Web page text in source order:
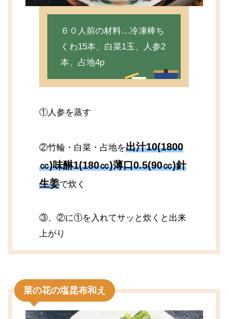
６０人前の材料…冷凍棒ち
くわ15本、白菜1玉、人参2
本、占地4p
①人参を蒸す
②竹輪・白菜・占地を出汁10(1800
㏄)味醂1(180㏄)薄口0.5(90㏄)針
生姜で炊く
③、②に①を入れてサッと炊くと出来
上がり
菜の花の塩昆布和え